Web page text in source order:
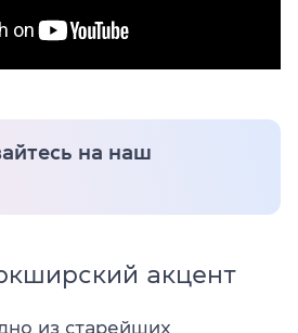
на наш
акцент
из старейших